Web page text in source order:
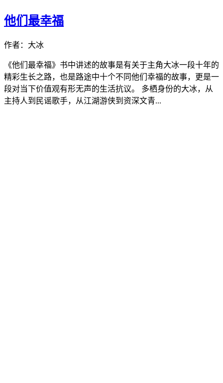
他们最幸福
作者：大冰
《他们最幸福》书中讲述的故事是有关于主角大冰一段十年的
精彩生长之路，也是路途中十个不同他们幸福的故事，更是一
段对当下价值观有形无声的生活抗议。 多栖身份的大冰，从
主持人到民谣歌手，从江湖游侠到资深文青...